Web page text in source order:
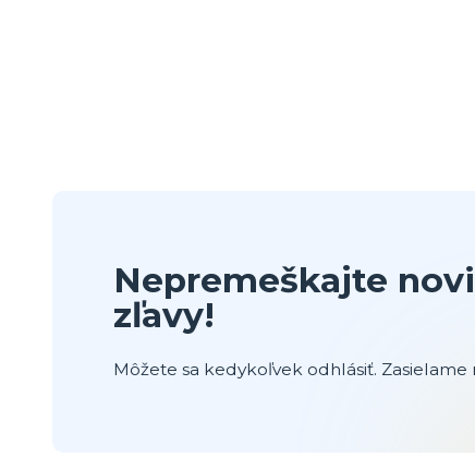
Nepremeškajte
zľavy!
Môžete sa kedykoľvek odhlásiť. Zasielame